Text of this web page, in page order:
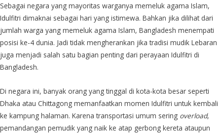
Sebagai negara yang mayoritas warganya memeluk agama Islam,
Idulfitri dimaknai sebagai hari yang istimewa. Bahkan jika dilihat dari
jumlah warga yang memeluk agama Islam, Bangladesh menempati
posisi ke-4 dunia. Jadi tidak mengherankan jika tradisi mudik Lebaran
juga menjadi salah satu bagian penting dari perayaan Idulfitri di
Bangladesh.
Di negara ini, banyak orang yang tinggal di kota-kota besar seperti
Dhaka atau Chittagong memanfaatkan momen Idulfitri untuk kembali
ke kampung halaman. Karena transportasi umum sering overload,
pemandangan pemudik yang naik ke atap gerbong kereta ataupun